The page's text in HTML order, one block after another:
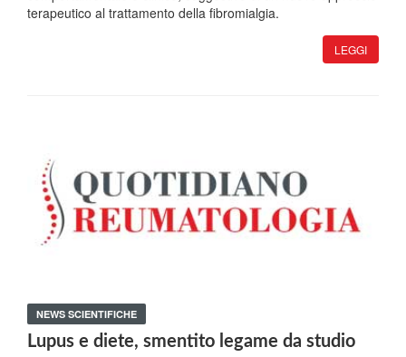
terapeutico al trattamento della fibromialgia.
LEGGI
NEWS SCIENTIFICHE
Lupus e diete, smentito legame da studio